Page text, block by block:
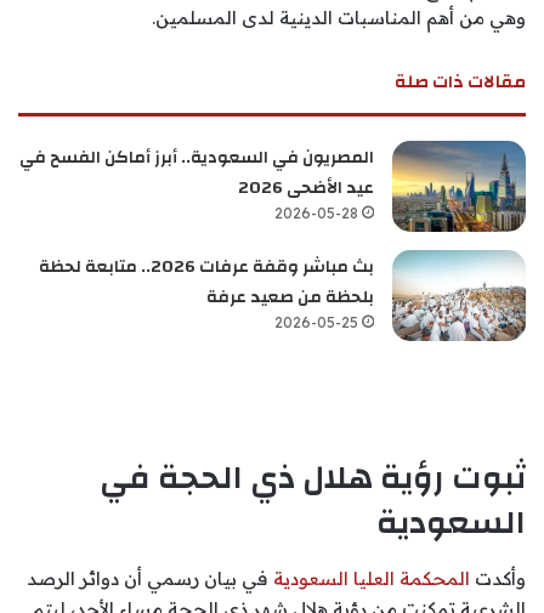
وهي من أهم المناسبات الدينية لدى المسلمين.
مقالات ذات صلة
المصريون في السعودية.. أبرز أماكن الفسح في
عيد الأضحى 2026
2026-05-28
بث مباشر وقفة عرفات 2026.. متابعة لحظة
بلحظة من صعيد عرفة
2026-05-25
ثبوت رؤية هلال ذي الحجة في
السعودية
وأكدت المحكمة العليا السعودية في بيان رسمي أن دوائر الرصد
الشرعية تمكنت من رؤية هلال شهر ذي الحجة مساء الأحد، ليتم